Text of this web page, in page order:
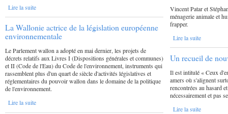
Lire la suite
La Wallonie actrice de la législation européenne
environnementale
Le Parlement wallon a adopté en mai dernier, les projets de
décrets relatifs aux Livres I (Dispositions générales et communes)
et II (Code de l'Eau) du Code de l'environnement, instruments qui
rassemblent plus d'un quart de siècle d'activités législatives et
réglementaires du pouvoir wallon dans le domaine de la politique
de l'environnement.
Lire la suite
Vincent Patar et
ménagerie animale et
frapper.
Lire la suite
Un recueil de
Il est intitulé « Ceux
amers où s'alignent
rencontrées au hasard
nécessairement et pas
Lire la suite